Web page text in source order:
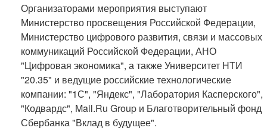
Организаторами мероприятия выступают
Министерство просвещения Российской Федерации,
Министерство цифрового развития, связи и массовых
коммуникаций Российской Федерации, АНО
"Цифровая экономика", а также Университет НТИ
"20.35" и ведущие российские технологические
компании: "1С", "Яндекс", "Лаборатория Касперского",
"Кодвардс", Mail.Ru Group и Благотворительный фонд
Сбербанка "Вклад в будущее".